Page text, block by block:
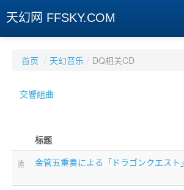
天幻网 FFSKY.COM
首页 / 天幻音乐 / DQ相关CD
交響組曲
标题
金管五重奏による「ドラゴンクエスト」